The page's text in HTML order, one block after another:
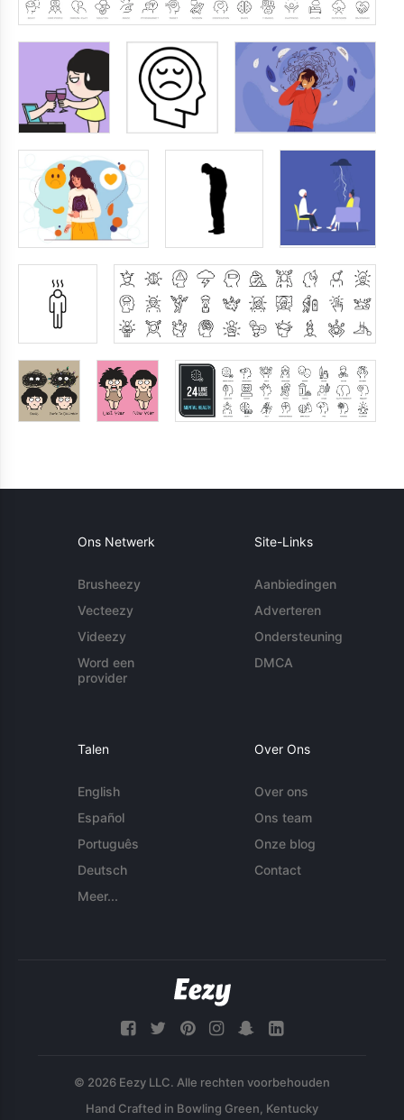
Ons Netwerk
Brusheezy
Vecteezy
Videezy
Word een
provider
Site-Links
Aanbiedingen
Adverteren
Ondersteuning
DMCA
Talen
English
Español
Português
Deutsch
Meer...
Over Ons
Over ons
Ons team
Onze blog
Contact
© 2026 Eezy LLC. Alle rechten voorbehouden